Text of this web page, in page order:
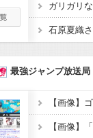
ガリガリ
最強ジャンプ放送局